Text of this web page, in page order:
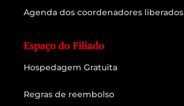
Agenda dos coordenadores liberados
Espaço do Filiado
Hospedagem Gratuita
Regras de reembolso